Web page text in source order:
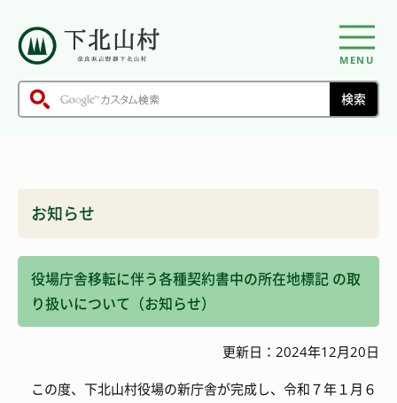
MENU
お知らせ
役場庁舎移転に伴う各種契約書中の所在地標記 の取
り扱いについて（お知らせ）
更新日：2024年12月20日
この度、下北山村役場の新庁舎が完成し、令和７年１月６